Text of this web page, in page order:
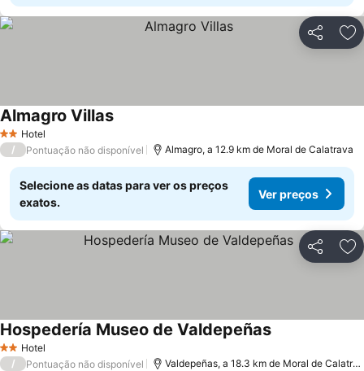
Partilhar
2 Estrelas
Hotel
Almagro Villas
/ Pontuação não disponível Almagro, a 12.9 km de Moral de Calatrava
Selecione as datas para ver os preços
exatos.
Ver preços
Partilhar
2 Estrelas
Hotel
Hospedería Museo de Valdepeñas
/ Pontuação não disponível Valdepeñas, a 18.3 km de Moral de Calatrava